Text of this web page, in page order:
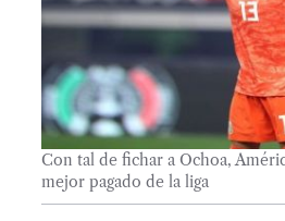
Con tal de fichar a Ochoa,
mejor pagado de la liga